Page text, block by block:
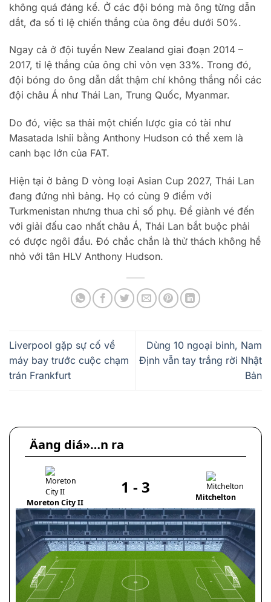
không quá đáng kể. Ở các đội bóng mà ông từng dẫn
dắt, đa số tỉ lệ chiến thắng của ông đều dưới 50%.
Ngay cả ở đội tuyển New Zealand giai đoạn 2014 –
2017, tỉ lệ thắng của ông chỉ vỏn vẹn 33%. Trong đó,
đội bóng do ông dẫn dắt thậm chí không thắng nổi các
đội châu Á như Thái Lan, Trung Quốc, Myanmar.
Do đó, việc sa thải một chiến lược gia có tài như
Masatada Ishii bằng Anthony Hudson có thể xem là
canh bạc lớn của FAT.
Hiện tại ở bảng D vòng loại Asian Cup 2027, Thái Lan
đang đứng nhì bảng. Họ có cùng 9 điểm với
Turkmenistan nhưng thua chỉ số phụ. Để giành vé đến
với giải đấu cao nhất châu Á, Thái Lan bắt buộc phải
có được ngôi đầu. Đó chắc chắn là thử thách không hề
nhỏ với tân HLV Anthony Hudson.
Liverpool gặp sự cố về
máy bay trước cuộc chạm
trán Frankfurt
Dùng 10 ngoại binh, Nam
Định vẫn tay trắng rời Nhật
Bản
Äang diá»…n ra
Moreton City II
1 - 3
Mitchelton